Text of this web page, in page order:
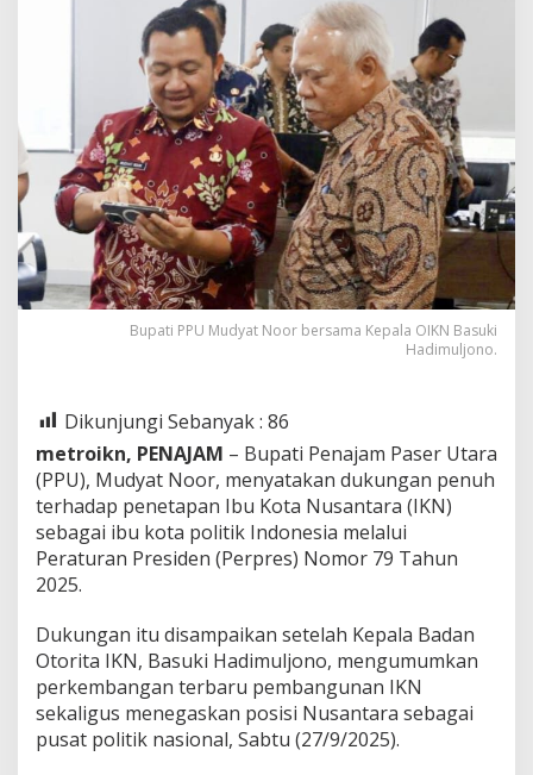
Bupati PPU Mudyat Noor bersama Kepala OIKN Basuki
Hadimuljono.
Dikunjungi Sebanyak : 86
metroikn, PENAJAM – Bupati Penajam Paser Utara
(PPU), Mudyat Noor, menyatakan dukungan penuh
terhadap penetapan Ibu Kota Nusantara (IKN)
sebagai ibu kota politik Indonesia melalui
Peraturan Presiden (Perpres) Nomor 79 Tahun
2025.
Dukungan itu disampaikan setelah Kepala Badan
Otorita IKN, Basuki Hadimuljono, mengumumkan
perkembangan terbaru pembangunan IKN
sekaligus menegaskan posisi Nusantara sebagai
pusat politik nasional, Sabtu (27/9/2025).